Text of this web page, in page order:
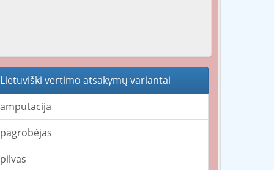
Lietuviški vertimo atsakymų variantai
amputacija
pagrobėjas
pilvas